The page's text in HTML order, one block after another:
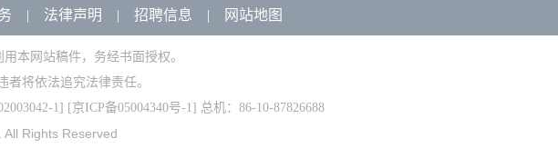
| 法律声明 | 招聘信息 | 网站地图
本网站稿件，务经书面授权。
将依法追究法律责任。
1] [京ICP备05004340号-1] 总机：86-10-87826688
Rights Reserved